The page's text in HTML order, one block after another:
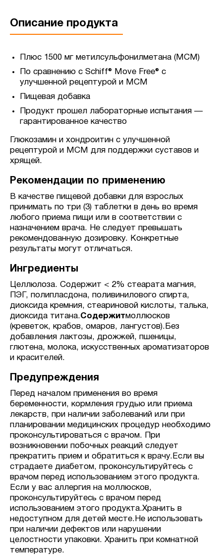
Описание продукта
Плюс 1500 мг метилсульфонилметана (МСМ)
По сравнению с Schiff® Move Free® с
улучшенной рецептурой и МСМ
Пищевая добавка
Продукт прошел лабораторные испытания —
гарантированное качество
Глюкозамин и хондроитин с улучшенной
рецептурой и МСМ для поддержки суставов и
хрящей.
Рекомендации по применению
В качестве пищевой добавки для взрослых
принимать по три (3) таблетки в день во время
любого приема пищи или в соответствии с
назначением врача. Не следует превышать
рекомендованную дозировку. Конкретные
результаты могут отличаться.
Ингредиенты
Целлюлоза. Содержит < 2% стеарата магния,
ПЭГ, полипласдона, поливинилового спирта,
диоксида кремния, стеариновой кислоты, талька,
диоксида титана.Содержитмоллюсков
(креветок, крабов, омаров, лангустов).Без
добавления лактозы, дрожжей, пшеницы,
глютена, молока, искусственных ароматизаторов
и красителей.
Предупреждения
Перед началом применения во время
беременности, кормления грудью или приема
лекарств, при наличии заболеваний или при
планировании медицинских процедур необходимо
проконсультироваться с врачом. При
возникновении побочных реакций следует
прекратить прием и обратиться к врачу.Если вы
страдаете диабетом, проконсультируйтесь с
врачом перед использованием этого продукта.
Если у вас аллергия на моллюсков,
проконсультируйтесь с врачом перед
использованием этого продукта.Хранить в
недоступном для детей месте.Не использовать
при наличии дефектов или нарушении
целостности упаковки. Хранить при комнатной
температуре.